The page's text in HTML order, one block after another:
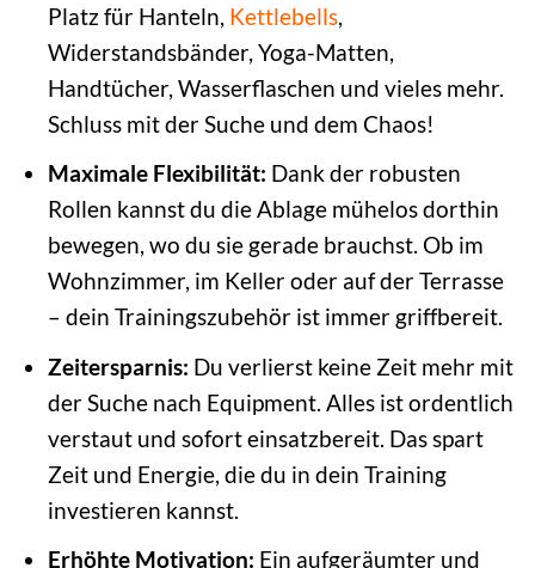
Platz für Hanteln, Kettlebells,
Widerstandsbänder, Yoga-Matten,
Handtücher, Wasserflaschen und vieles mehr.
Schluss mit der Suche und dem Chaos!
Maximale Flexibilität: Dank der robusten
Rollen kannst du die Ablage mühelos dorthin
bewegen, wo du sie gerade brauchst. Ob im
Wohnzimmer, im Keller oder auf der Terrasse
– dein Trainingszubehör ist immer griffbereit.
Zeitersparnis: Du verlierst keine Zeit mehr mit
der Suche nach Equipment. Alles ist ordentlich
verstaut und sofort einsatzbereit. Das spart
Zeit und Energie, die du in dein Training
investieren kannst.
Erhöhte Motivation: Ein aufgeräumter und